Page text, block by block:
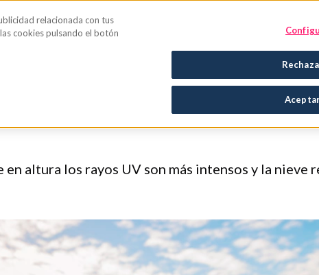
proteger tu piel del
altura los rayos UV son más intensos y la nieve
relacionada con tus
cookies pulsando el botón